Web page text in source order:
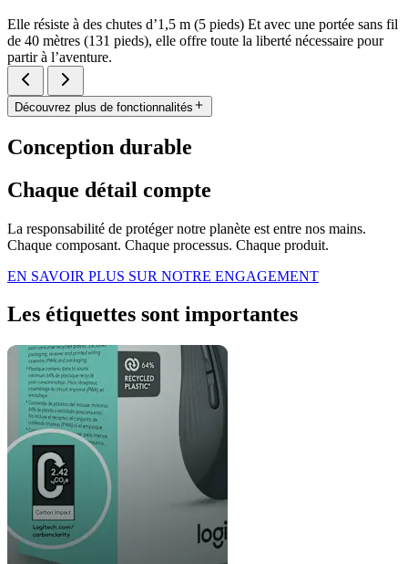
Elle résiste à des chutes d’1,5 m (5 pieds) Et avec une portée sans fil
de 40 mètres (131 pieds), elle offre toute la liberté nécessaire pour
partir à l’aventure.
Découvrez plus de fonctionnalités
Conception durable
Chaque détail compte
La responsabilité de protéger notre planète est entre nos mains.
Chaque composant. Chaque processus. Chaque produit.
EN SAVOIR PLUS SUR NOTRE ENGAGEMENT
Les étiquettes sont importantes